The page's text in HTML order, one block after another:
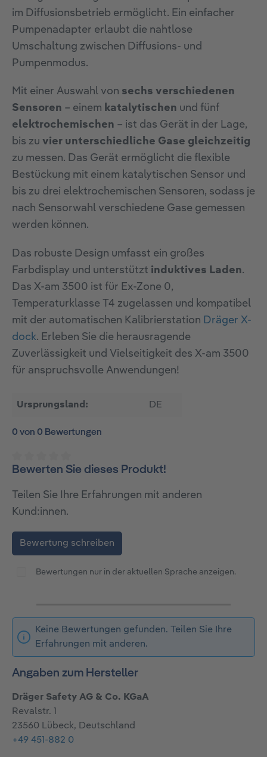
im Diffusionsbetrieb ermöglicht. Ein einfacher
Pumpenadapter erlaubt die nahtlose
Umschaltung zwischen Diffusions- und
Pumpenmodus.
Mit einer Auswahl von sechs verschiedenen
Sensoren – einem katalytischen und fünf
elektrochemischen – ist das Gerät in der Lage,
bis zu vier unterschiedliche Gase gleichzeitig
zu messen. Das Gerät ermöglicht die flexible
Bestückung mit einem katalytischen Sensor und
bis zu drei elektrochemischen Sensoren, sodass je
nach Sensorwahl verschiedene Gase gemessen
werden können.
Das robuste Design umfasst ein großes
Farbdisplay und unterstützt induktives Laden.
Das X-am 3500 ist für Ex-Zone 0,
Temperaturklasse T4 zugelassen und kompatibel
mit der automatischen Kalibrierstation Dräger X-
dock. Erleben Sie die herausragende
Zuverlässigkeit und Vielseitigkeit des X-am 3500
für anspruchsvolle Anwendungen!
Ursprungsland: DE
0 von 0 Bewertungen
Durchschnittliche Bewertung von 0 von 5 Sternen
Bewerten Sie dieses Produkt!
Teilen Sie Ihre Erfahrungen mit anderen
Kund:innen.
Bewertung schreiben
Bewertungen nur in der aktuellen Sprache anzeigen.
Keine Bewertungen gefunden. Teilen Sie Ihre
Erfahrungen mit anderen.
Angaben zum Hersteller
Dräger Safety AG & Co. KGaA
Revalstr. 1
23560 Lübeck, Deutschland
+49 451-882 0